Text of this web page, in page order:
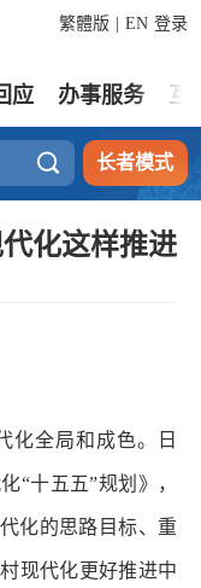
登录
繁體版 EN
应 办事服务 互
 长者模式
化这样推进
全局和成色。日
“十五五”规划》，
化的思路目标、重
现代化更好推进中